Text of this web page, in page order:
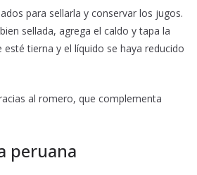
para sellarla y conservar los jugos.
sellada, agrega el caldo y tapa la
tierna y el líquido se haya reducido
al romero, que complementa
peruana